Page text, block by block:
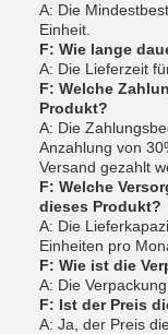
A: Die
Einheit.
F: Wie lange
A: Die Lieferzeit
F: Welche
Produkt?
A: Die
Anzahlung von
Versand gezahlt
F: Welche
dieses Produkt?
A: Die
Einheiten pro
F: Wie ist die
A: Die
F: Ist der Preis
A: Ja, der Preis